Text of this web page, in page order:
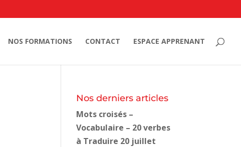
NOS FORMATIONS CONTACT ESPACE APPRENANT
Nos derniers articles
Mots croisés –
Vocabulaire – 20 verbes
à Traduire 20 juillet